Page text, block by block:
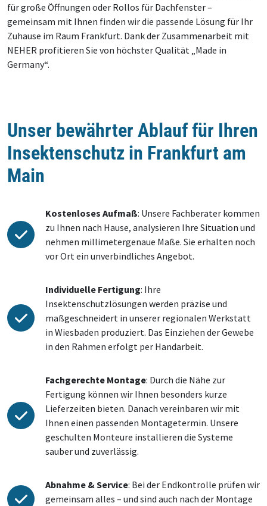
für große Öffnungen oder Rollos für Dachfenster –
gemeinsam mit Ihnen finden wir die passende Lösung für Ihr
Zuhause im Raum Frankfurt. Dank der Zusammenarbeit mit
NEHER profitieren Sie von höchster Qualität „Made in
Germany“.
Unser bewährter Ablauf für Ihren
Insektenschutz in Frankfurt am
Main
Kostenloses Aufmaß: Unsere Fachberater kommen
zu Ihnen nach Hause, analysieren Ihre Situation und
nehmen millimetergenaue Maße. Sie erhalten noch
vor Ort ein unverbindliches Angebot.
Individuelle Fertigung: Ihre
Insektenschutzlösungen werden präzise und
maßgeschneidert in unserer regionalen Werkstatt
in Wiesbaden produziert. Das Einziehen der Gewebe
in den Rahmen erfolgt per Handarbeit.
Fachgerechte Montage: Durch die Nähe zur
Fertigung können wir Ihnen besonders kurze
Lieferzeiten bieten. Danach vereinbaren wir mit
Ihnen einen passenden Montagetermin. Unsere
geschulten Monteure installieren die Systeme
sauber und zuverlässig.
Abnahme & Service: Bei der Endkontrolle prüfen wir
gemeinsam alles – und sind auch nach der Montage